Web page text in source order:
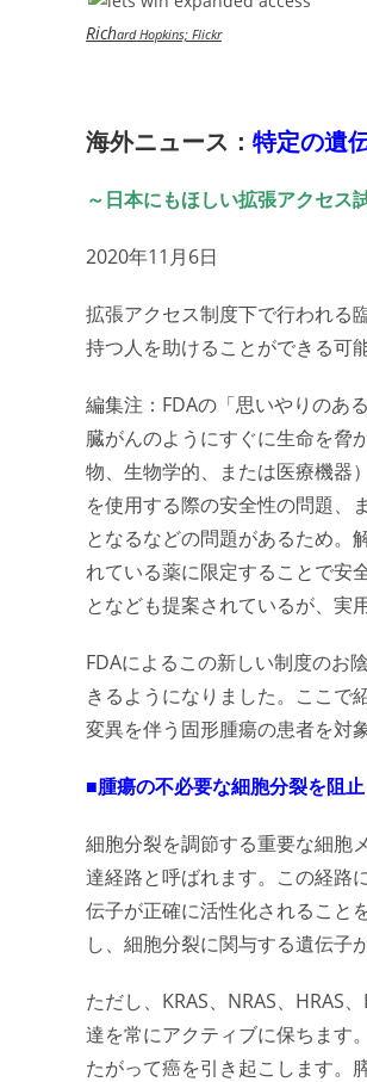
Richard Hopkins; Flickr
海外ニュース： 特定の遺
～日本にもほしい拡張アクセス
2020年11月6日
拡張アクセス制度下で行われる
持つ人を助けることができる可
編集注：FDAの「思いやりのあ
臓がんのようにすぐに生命を脅
物、生物学的、または医療機器
を使用する際の安全性の問題、
となるなどの問題があるため。
れている薬に限定することで安
となども提案されているが、実
FDAによるこの新しい制度のお
きるようになりました。ここで
変異を伴う固形腫瘍の患者を対
■腫瘍の不必要な細胞分裂を阻止
細胞分裂を調節する重要な細胞
達経路と呼ばれます。この経路
伝子が正確に活性化されること
し、細胞分裂に関与する遺伝子
ただし、KRAS、NRAS、HRAS
達を常にアクティブに保ちます
たがって癌を引き起こします。